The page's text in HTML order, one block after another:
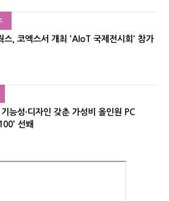
스, 코엑스서 개최 'AIoT 국제전시회' 참가
능성·디자인 갖춘 가성비 올인원 PC
선봬